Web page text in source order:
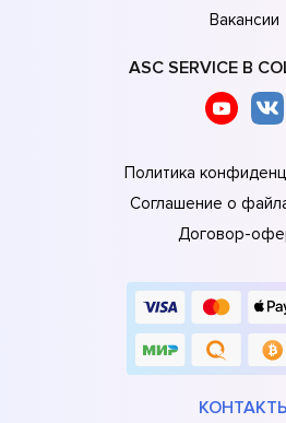
Вакансии
ASC SERVICE В
Политика
Соглашение о
Договор-